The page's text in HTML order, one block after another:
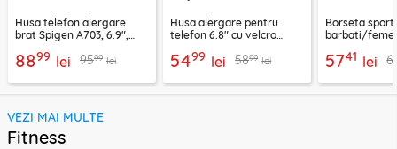
Husa telefon alergare
brat Spigen A703, 6.9",
8899 lei 9599 lei
Husa alergare pentru
telefon 6.8" cu velcro
5499 lei 5899 lei
Borseta
barbati/femei
5741 lei
VEZI MAI MULTE
Fitness